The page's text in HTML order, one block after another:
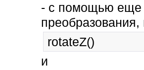
- с помощью еще
rotateZ()
и